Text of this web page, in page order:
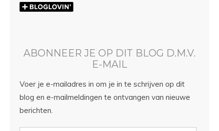
ABONNEER JE OP DIT BLOG D.M.V.
E-MAIL
Voer je e-mailadres in om je in te schrijven op dit
blog en e-mailmeldingen te ontvangen van nieuwe
berichten.